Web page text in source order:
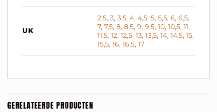
UK
2,5,3,3,5,4,4,5,5,5,5,6,6,5,
7,7,5,8,8,5,9,9,5,10,10,5,11,
11,5,12,12,5,13,13,5,14,14,5,15,
15,5,16,16,5,17
GERELATEERDE PRODUCTEN